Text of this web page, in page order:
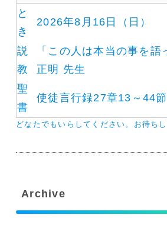
と
き
2026年8月16日（日）
説
教
「この人は本当の事を語
正明 先生
聖
書
使徒言行録27章13～44節
どなたでもいらしてください。お待ちし
Archive